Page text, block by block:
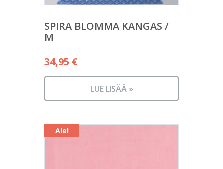
SPIRA BLOMMA KANGAS /
M
34,95 €
LUE LISÄÄ »
Ale!